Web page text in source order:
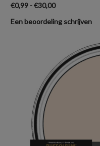
€0,99 - €30,00
Een beoordeling schrijven